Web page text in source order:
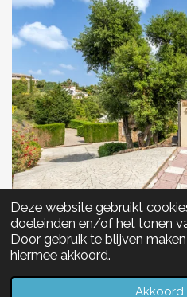
Deze website gebruikt
doeleinden en/of het tonen
Door gebruik te blijven
hiermee akkoord.
Akkoord
© 2022 Molt Bé.Holiday